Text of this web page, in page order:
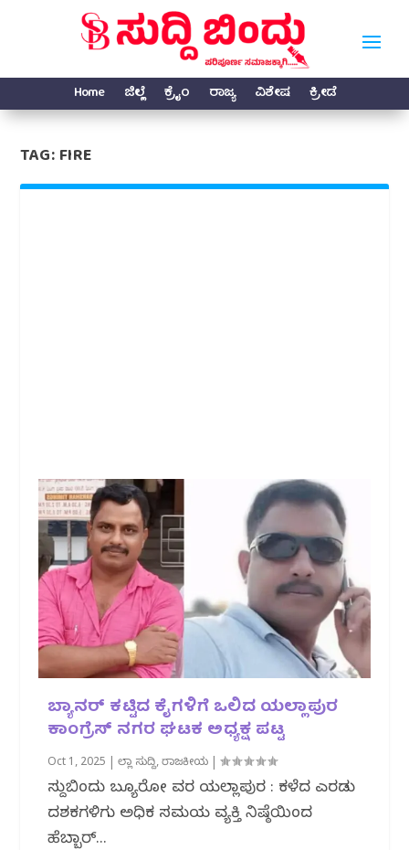
Home ಜಿಲ್ಲೆ ಕ್ರೈಂ ರಾಜ್ಯ ವಿಶೇಷ ಕ್ರೀಡೆ
TAG:FIRE
ಬ್ಯಾನರ್ ಕಟ್ಟಿದ ಕೈಗಳಿಗೆ ಒಲಿದ ಯಲ್ಲಾಪುರ
ಕಾಂಗ್ರೆಸ್ ನಗರ ಘಟಕ ಅಧ್ಯಕ್ಷ ಪಟ್ಟ
Oct 1, 2025 |ಜಿಲ್ಲಾ ಸುದ್ದಿ,ರಾಜಕೀಯ |
ಸುದ್ದಿಬಿಂದು ಬ್ಯೂರೋ ವರದಿ ಯಲ್ಲಾಪುರ : ಕಳೆದ ಎರಡು
ದಶಕಗಳಿಗು ಅಧಿಕ ಸಮಯ ವ್ಯಕ್ತಿ ನಿಷ್ಠೆಯಿಂದ
ಹೆಬ್ಬಾರ್...